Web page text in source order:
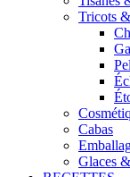
Tricots
Cabas
Glaces